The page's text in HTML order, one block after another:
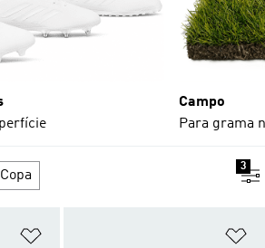
Campo
Para grama
Copa
3